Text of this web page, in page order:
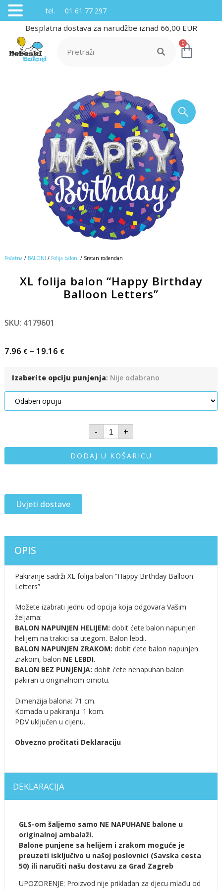
Besplatna dostava za narudžbe iznad 66,00 EUR
0
Početna / BALONI / Folija baloni / Sretan rođendan
XL folija balon “Happy Birthday
Balloon Letters”
SKU: 4179601
7.96 €– 19.16 €
Izaberite opciju punjenja: Nije odabrano
- +
DODAJ U KOŠARICU
Uvjeti dostave
OPIS
Pakiranje sadrži XL folija balon “Happy Birthday Balloon
Letters”
Možete izabrati jednu od opcija koja odgovara Vašim
željama:
BALON NAPUNJEN HELIJEM: dobit ćete balon napunjen
helijem na trakici sa utegom. Balon lebdi.
BALON NAPUNJEN ZRAKOM: dobit ćete balon napunjen
zrakom, balon NE LEBDI.
BALON BEZ PUNJENJA: dobit ćete nenapuhan balon
pakiran u originalnom omotu.
Dimenzija balona: 71 cm.
Komada u pakiranju: 1 kom.
PDV uključen u cijenu.
Obvezno pročitati Deklaraciju
DEKLARACIJA
GLS-om šaljemo samo NE NAPUHANE balone u
originalnoj ambalaži.
Balone punjene sa helijem i zrakom moguće je
preuzeti isključivo u našoj poslovnici (Savska cesta
50) ili naručiti našu dostavu za Grad Zagreb
UPOZORENJE: Proizvod nije prikladan za djecu mlađu od
tel. 01 61 77 297